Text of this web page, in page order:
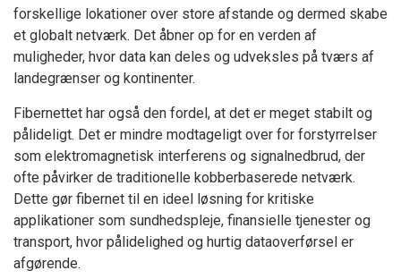
forskellige lokationer over store afstande og dermed skabe
et globalt netværk. Det åbner op for en verden af
muligheder, hvor data kan deles og udveksles på tværs af
landegrænser og kontinenter.
Fibernettet har også den fordel, at det er meget stabilt og
pålideligt. Det er mindre modtageligt over for forstyrrelser
som elektromagnetisk interferens og signalnedbrud, der
ofte påvirker de traditionelle kobberbaserede netværk.
Dette gør fibernet til en ideel løsning for kritiske
applikationer som sundhedspleje, finansielle tjenester og
transport, hvor pålidelighed og hurtig dataoverførsel er
afgørende.